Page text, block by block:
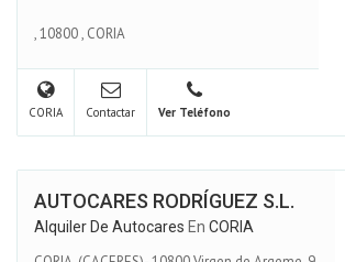
,10800, CORIA
CORIA Contactar Ver Teléfono
AUTOCARES RODRÍGUEZ S.L.
Alquiler De Autocares En CORIA